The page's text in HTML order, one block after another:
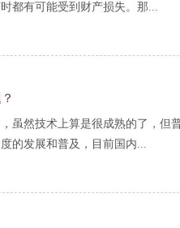
都有可能受到财产损失。那...
然技术上算是很成熟的了，但
的发展和普及，目前国内...